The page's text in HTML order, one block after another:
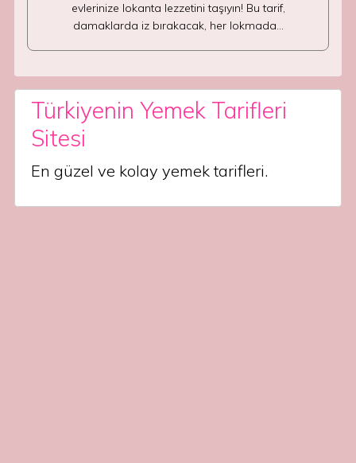
evlerinize lokanta lezzetini taşıyın! Bu tarif,
damaklarda iz bırakacak, her lokmada…
Türkiyenin Yemek Tarifleri
Sitesi
En güzel ve kolay yemek tarifleri.